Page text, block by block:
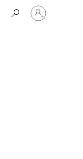
Iniciar
sessão